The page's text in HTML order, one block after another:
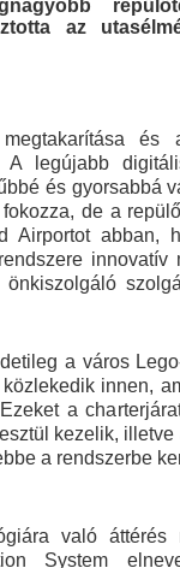
az
és
A legújabb
és gyorsabbá
de a
Airportot abban,
a város
innen,
a
kezelik,
a rendszerbe
való
System